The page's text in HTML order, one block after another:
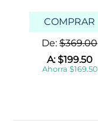
COMPRAR
De: $369.00
A:$199.50
Ahorra $169.50